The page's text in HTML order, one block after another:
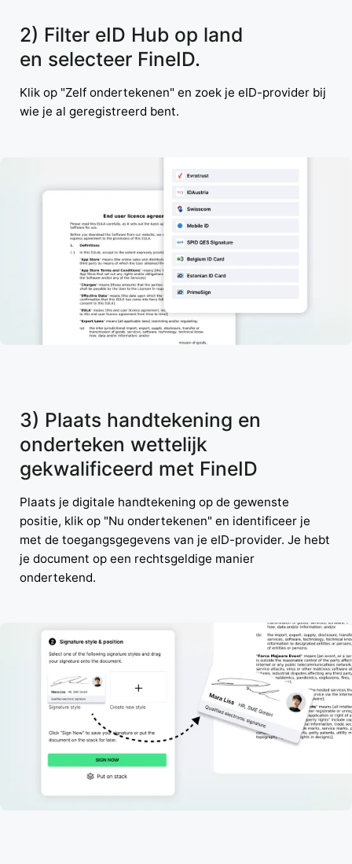
2) Filter eID Hub op land
en selecteer FineID.
Klik op "Zelf ondertekenen" en zoek je eID-provider bij
wie je al geregistreerd bent.
3) Plaats handtekening en
onderteken wettelijk
gekwalificeerd met FineID
Plaats je digitale handtekening op de gewenste
positie, klik op "Nu ondertekenen" en identificeer je
met de toegangsgegevens van je eID-provider. Je hebt
je document op een rechtsgeldige manier
ondertekend.